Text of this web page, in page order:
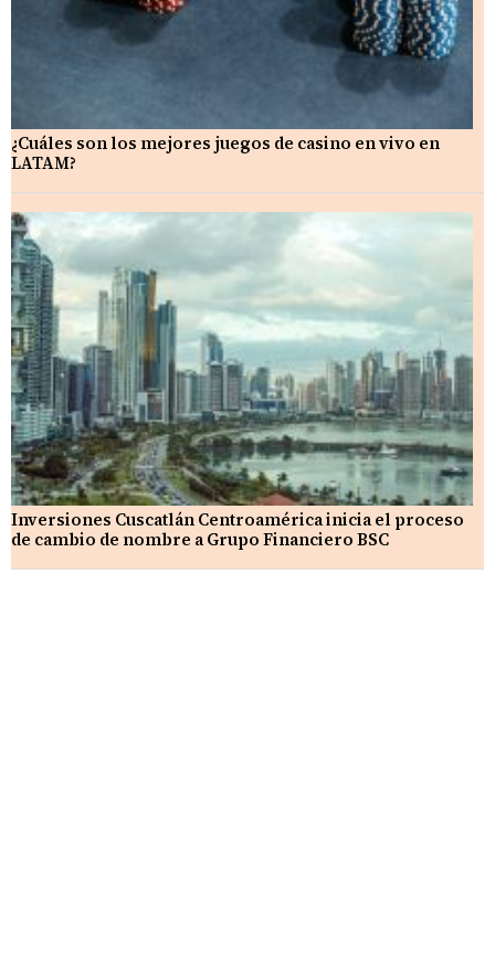
¿Cuáles son los mejores juegos de casino en vivo en
LATAM?
Inversiones Cuscatlán Centroamérica inicia el proceso
de cambio de nombre a Grupo Financiero BSC